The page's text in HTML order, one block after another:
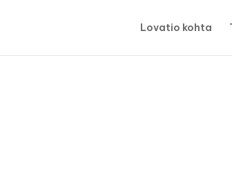
Lovatio kohta